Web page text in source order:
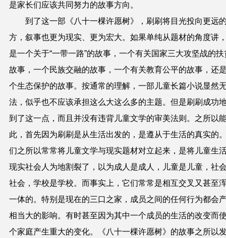
是家长们应该共同努力的故事方向。
到了这一部《八十一棵许愿树》，刷刷将目光投向更远
方，叙事也更为现实、更为宏大。如果单纯从题材的角度讲
是一个关于“一带一路”的故事，一个有关国家三大攻坚战的扶
故事，一个民族交融的故事，一个有关教育公平的故事，还
个生态保护的故事。按通常的理解，一部儿童长篇小说显然
法，似乎也不应该承担这么大这么多的主题。但是刷刷成功
到了这一点，而且并没有违背儿童文学的审美法则。之所以
此，首先因为刷刷是从生活出发的，是遵从于生活的真实的
们之所以常常将儿童文学与现实题材对立起来，是将儿童生
现实社会人为地割裂了，以为成人是成人，儿童是儿童，社
社会，学校是学校。而事实上，它们常常是相互交叉又甚至
一体的。特别是现在的三口之家，成员之间的任何行为都会
相当大的影响。有时甚至因为其中一个成员的生活的改变而
个家庭产生重大的变化。《八十一棵许愿树》的故事之所以